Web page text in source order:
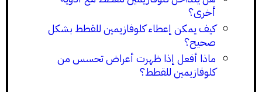
أخرى؟
كيف يمكن إعطاء كلوفازيمين للقطط بشكل
صحيح؟
ماذا أفعل إذا ظهرت أعراض تحسس من
كلوفازيمين للقطط؟